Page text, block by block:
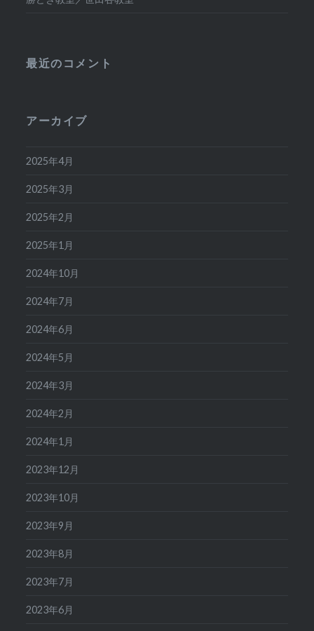
最近のコメント
アーカイブ
2025年4月
2025年3月
2025年2月
2025年1月
2024年10月
2024年7月
2024年6月
2024年5月
2024年3月
2024年2月
2024年1月
2023年12月
2023年10月
2023年9月
2023年8月
2023年7月
2023年6月